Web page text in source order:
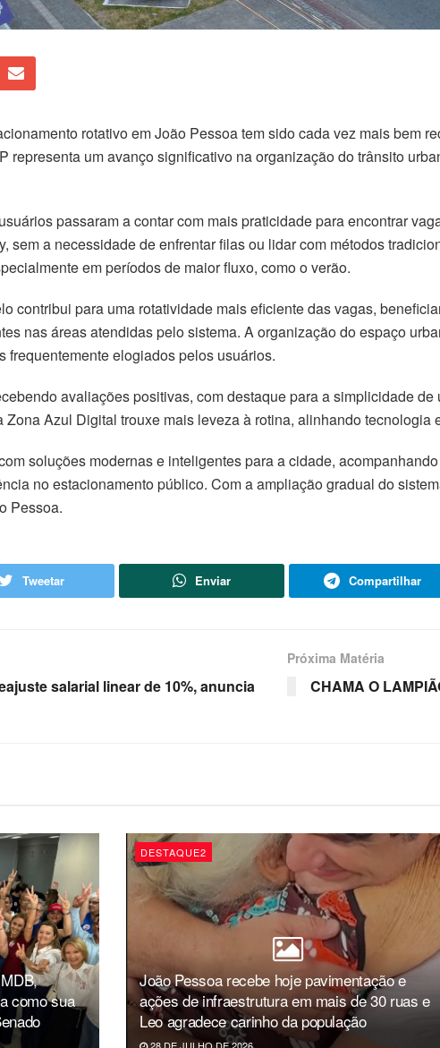
rotativo em João Pessoa tem sido cada vez mais bem
representa um avanço significativo na organização do trânsito
passaram a contar com mais praticidade para encontrar
sem a necessidade de enfrentar filas ou lidar com métodos
em períodos de maior fluxo, como o verão.
contribui para uma rotatividade mais eficiente das vagas,
nas áreas atendidas pelo sistema. A organização do espaço
frequentemente elogiados pelos usuários.
avaliações positivas, com destaque para a simplicidade
Zona Azul Digital trouxe mais leveza à rotina, alinhando tecnologia
soluções modernas e inteligentes para a cidade,
no estacionamento público. Com a ampliação gradual do
Pessoa.
Tweetar Enviar Compartilhar
salarial linear de 10%, anuncia
Próxima Matéria
CHAMA O
como sua
DESTAQUE2
João Pessoa recebe hoje pavimentação e
ações de infraestrutura em mais de 30 ruas e
Leo agradece carinho da população
28 DE JULHO DE 2026